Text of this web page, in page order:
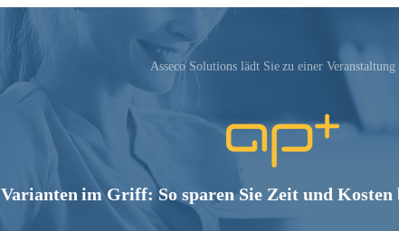
Asseco Solutions‬ lädt Sie zu einer Veranstaltung
Varianten im Griff: So sparen Sie Zeit und